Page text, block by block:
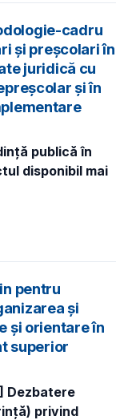
cadru
și preșcolari în
juridică cu
și în
publică în
disponibil mai
pentru
și
și orientare în
superior
] Dezbatere
privind